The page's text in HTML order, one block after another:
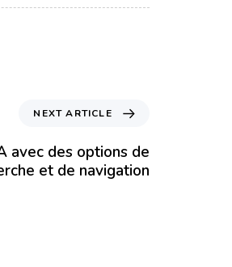
NEXT ARTICLE
des options de
et de navigation